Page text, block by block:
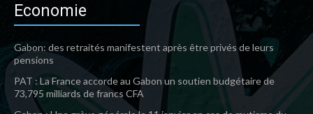
Economie
Gabon: des retraités manifestent après être privés de leurs
pensions
PAT : La France accorde au Gabon un soutien budgétaire de
73,795 milliards de francs CFA